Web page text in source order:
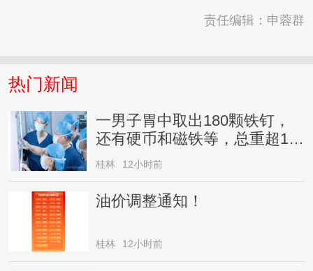
责任编辑：申蓉群
热门新闻
一男子胃中取出180颗铁钉，
还有硬币和磁铁等，总重超1公
斤，家属回应
桂林 12小时前
油价调整通知！
桂林 12小时前